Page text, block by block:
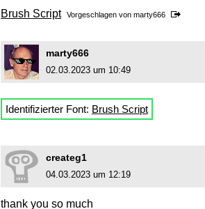
Brush Script Vorgeschlagen von marty666
marty666
02.03.2023 um 10:49
Identifizierter Font: Brush Script
createg1
04.03.2023 um 12:19
thank you so much